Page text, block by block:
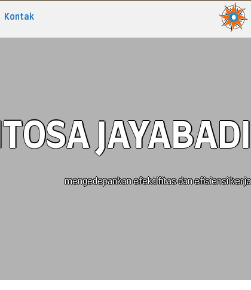
Kontak
JAYABADI
mengedepankan efektifitas dan efisiensi kerja